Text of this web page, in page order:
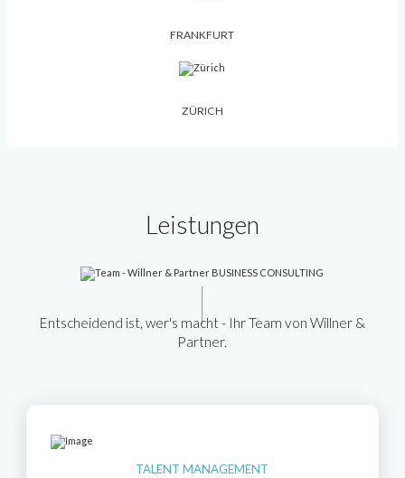
FRANKFURT
ZÜRICH
Leistungen
Entscheidend ist, wer's macht - Ihr Team von Willner &
Partner.
TALENT MANAGEMENT